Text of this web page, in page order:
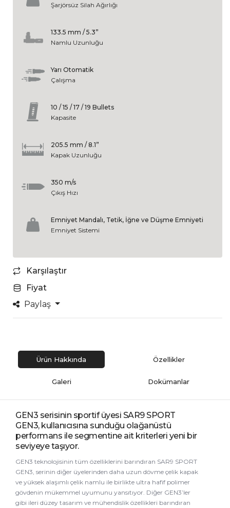
Şarjörsüz Silah Ağırlığı
133.5 mm / 5.3”
Namlu Uzunluğu
Yarı Otomatik
Çalışma
10 / 15 / 17 / 19 Bullets
Kapasite
205.5 mm / 8.1”
Kapak Uzunluğu
350 m/s
Çıkış Hızı
Emniyet Mandalı, Tetik, İğne ve Düşme Emniyeti
Emniyet Sistemi
Karşılaştır
Fiyat
Paylaş
Ürün Hakkında Özellikler
Galeri Dokümanlar
GEN3 serisinin sportif üyesi SAR9 SPORT
GEN3, kullanıcısına sunduğu olağanüstü
performans ile segmentine ait kriterleri yeni bir
seviyeye taşıyor.
GEN3 teknolojisinin tüm özelliklerini barındıran SAR9 SPORT
GEN3, serinin diğer üyelerinden daha uzun dövme çelik kapak
ve yüksek alaşımlı çelik namlu ile birlikte ultra hafif polimer
gövdenin mükemmel uyumunu yansıtıyor. Diğer GEN3’ler
gibi ileri düzey tasarım ve mühendislik özellikleri barındıran